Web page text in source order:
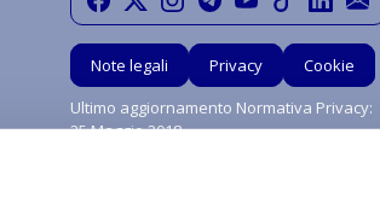
Note legali Privacy
Cookie
Ultimo aggiornamento Normativa Privacy:
25 Maggio 2018